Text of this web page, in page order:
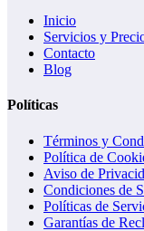
Inicio
Servicios y
Contacto
Blog
Políticas
Términos y
Política de
Aviso de
Condiciones de
Políticas de
Garantías de